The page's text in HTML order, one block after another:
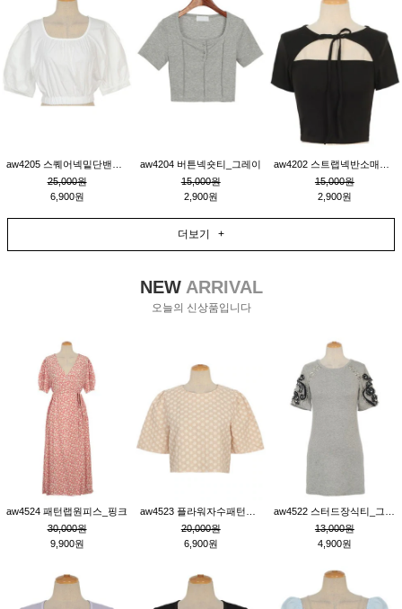
25,000원
6,900원
aw4204 버튼넥숏티_그레이
15,000원
2,900원
15,000원
2,900원
더보기 +
NEWARRIVAL
오늘의 신상품입니다
aw4524 패턴랩원피스_핑크
30,000원
9,900원
20,000원
6,900원
13,000원
4,900원